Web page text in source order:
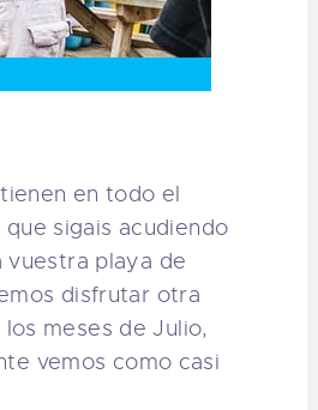
en todo el
sigais acudiendo
vuestra playa de
disfrutar otra
meses de Julio,
vemos como casi